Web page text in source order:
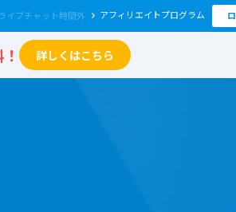
アフィリエイトプログラム
詳しくはこちら